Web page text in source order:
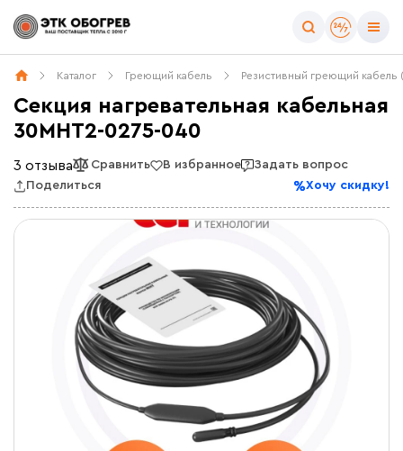
Каталог Греющий кабель Резистивный греющий
Секция нагревательная кабельная
30МНТ2-0275-040
3 отзыва Сравнить В избранное
Задать вопрос
Поделиться
Хочу скидку!